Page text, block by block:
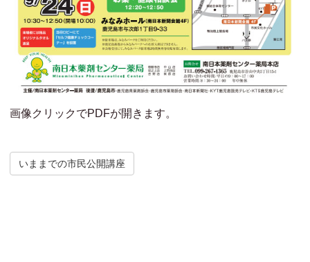
画像クリックでPDFが開きます。
いままでの市民公開講座